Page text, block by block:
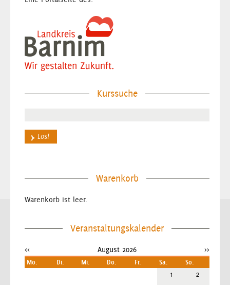
Kurssuche
Warenkorb
Warenkorb ist leer.
Veranstaltungskalender
<< August 2026 >>
Mo. Di. Mi. Do. Fr. Sa.
So.
1
2